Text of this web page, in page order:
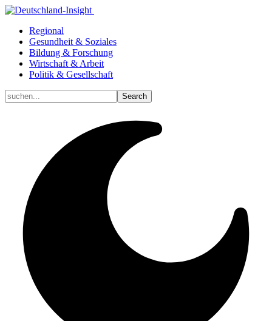
Regional
Gesundheit & Soziales
Bildung & Forschung
Wirtschaft & Arbeit
Politik & Gesellschaft